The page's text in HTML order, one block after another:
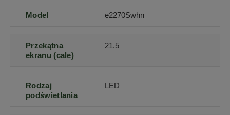
Model e2270Swhn
Przekątna
ekranu (cale)
21.5
Rodzaj
podświetlania
LED